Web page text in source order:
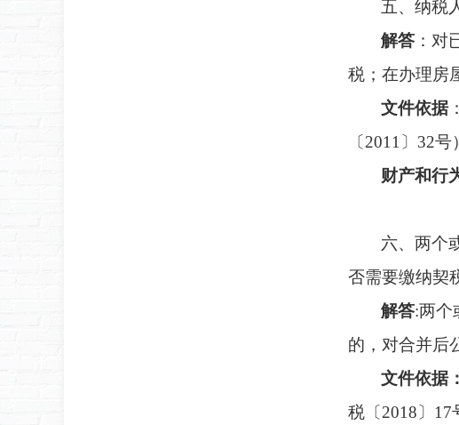
五、纳税
解答 ：对
税；在办理房
文件依据
〔 2011〕32号）
财产和行
六、两个
否需要缴纳契
解答:两个
的，对合并后
文件依据：
税〔 2018〕17